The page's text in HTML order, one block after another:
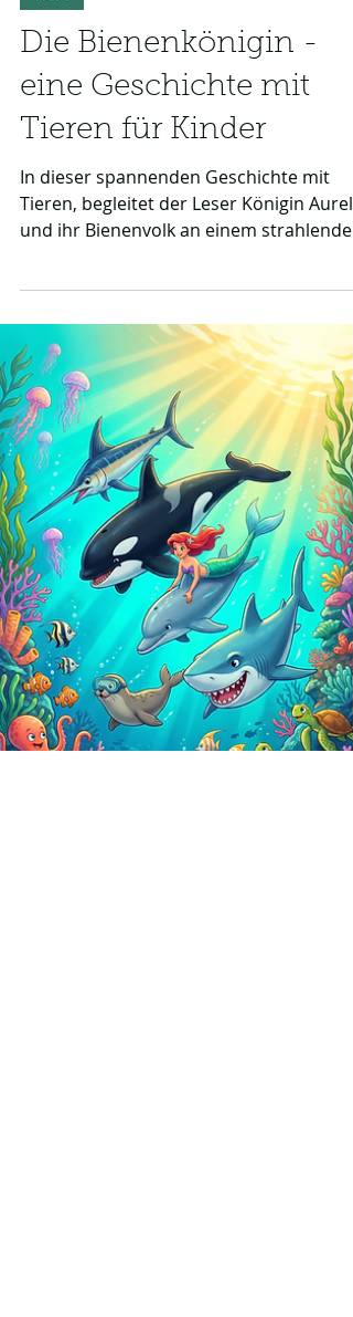
4 Min. Lesezeit
Tiere
Die Bienenkönigin -
eine Geschichte mit
Tieren für Kinder
In dieser spannenden Geschichte mit
Tieren, begleitet der Leser Königin
und ihr Bienenvolk an einem strahlenden
Frühlingstag. Zwischen blühenden
Wiesen, fleißigem Sammeln und einem
mutigen Kampf gegen einen
lernen Kinder auf unterhaltsame Weise
Wissenswertes über das Leben der
und die Bedeutung von Zusammenhalt.